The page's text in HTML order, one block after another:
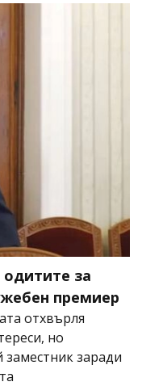
за
премиер
отхвърля
но
заместник заради